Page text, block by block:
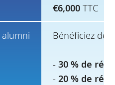
€6,000 TTC
alumni Bénéficiez de
-30 % de
-20 % de